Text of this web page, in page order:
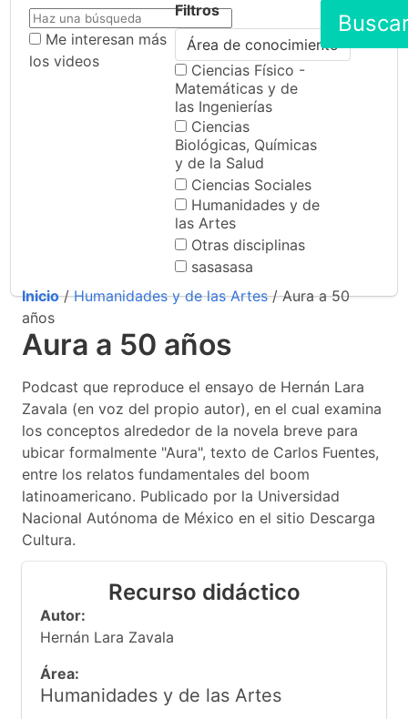
Me interesan más
los videos
Filtros
Área de conocimiento
Ciencias Físico -
Matemáticas y de
las Ingenierías
Ciencias
Biológicas, Químicas
y de la Salud
Ciencias Sociales
Humanidades y de
las Artes
Otras disciplinas
sasasasa
Inicio/Humanidades y de las Artes/ Aura a 50
años
Aura a 50 años
Podcast que reproduce el ensayo de Hernán Lara
Zavala (en voz del propio autor), en el cual examina
los conceptos alrededor de la novela breve para
ubicar formalmente "Aura", texto de Carlos Fuentes,
entre los relatos fundamentales del boom
latinoamericano. Publicado por la Universidad
Nacional Autónoma de México en el sitio Descarga
Cultura.
Recurso didáctico
Autor:
Hernán Lara Zavala
Área:
Humanidades y de las Artes